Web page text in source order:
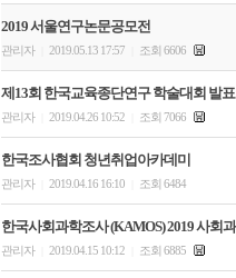
2019 서울연구논문공모전
관리자 2019.05.13 17:57 조회 6606
제13회 한국교육종단연구 학술대회 발
관리자 2019.04.26 10:52 조회 7066
한국조사협회 청년취업아카데미
관리자 2019.04.16 16:10 조회 6484
한국사회과학조사 (KAMOS) 2019 사회
관리자 2019.04.15 10:12 조회 6885